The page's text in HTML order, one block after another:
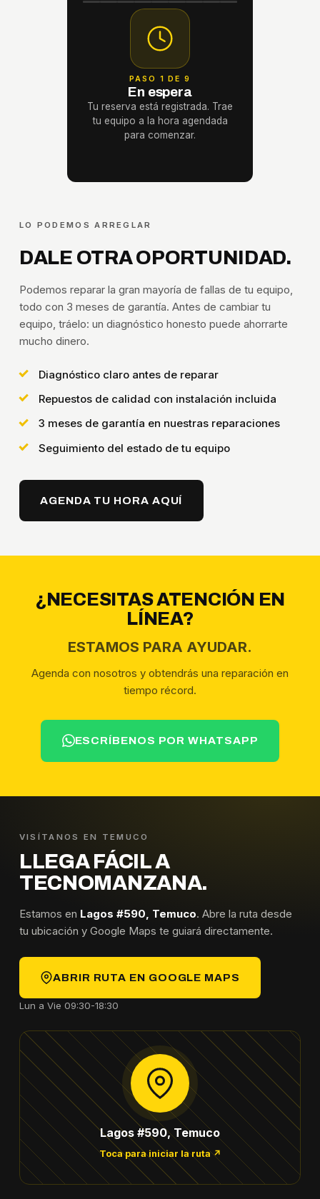
PASO 1 DE 9
En espera
Tu reserva está registrada. Trae
tu equipo a la hora agendada
para comenzar.
LO PODEMOS ARREGLAR
DALE OTRA OPORTUNIDAD.
Podemos reparar la gran mayoría de fallas de tu equipo,
todo con 3 meses de garantía. Antes de cambiar tu
equipo, tráelo: un diagnóstico honesto puede ahorrarte
mucho dinero.
Diagnóstico claro antes de reparar
Repuestos de calidad con instalación incluida
3 meses de garantía en nuestras reparaciones
Seguimiento del estado de tu equipo
AGENDA TU HORA AQUÍ
¿NECESITAS ATENCIÓN EN
LÍNEA?
ESTAMOS PARA AYUDAR.
Agenda con nosotros y obtendrás una reparación en
tiempo récord.
ESCRÍBENOS POR WHATSAPP
VISÍTANOS EN TEMUCO
LLEGA FÁCIL A
TECNOMANZANA.
Estamos en Lagos #590, Temuco. Abre la ruta desde
tu ubicación y Google Maps te guiará directamente.
ABRIR RUTA EN GOOGLE MAPS
Lun a Vie 09:30-18:30
Lagos #590, Temuco
Toca para iniciar la ruta ↗